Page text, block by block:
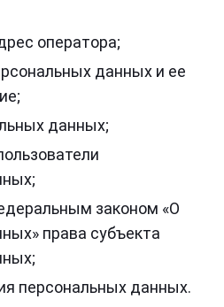
оператора;
данных и ее
данных;
законом «О
права субъекта
персональных данных.